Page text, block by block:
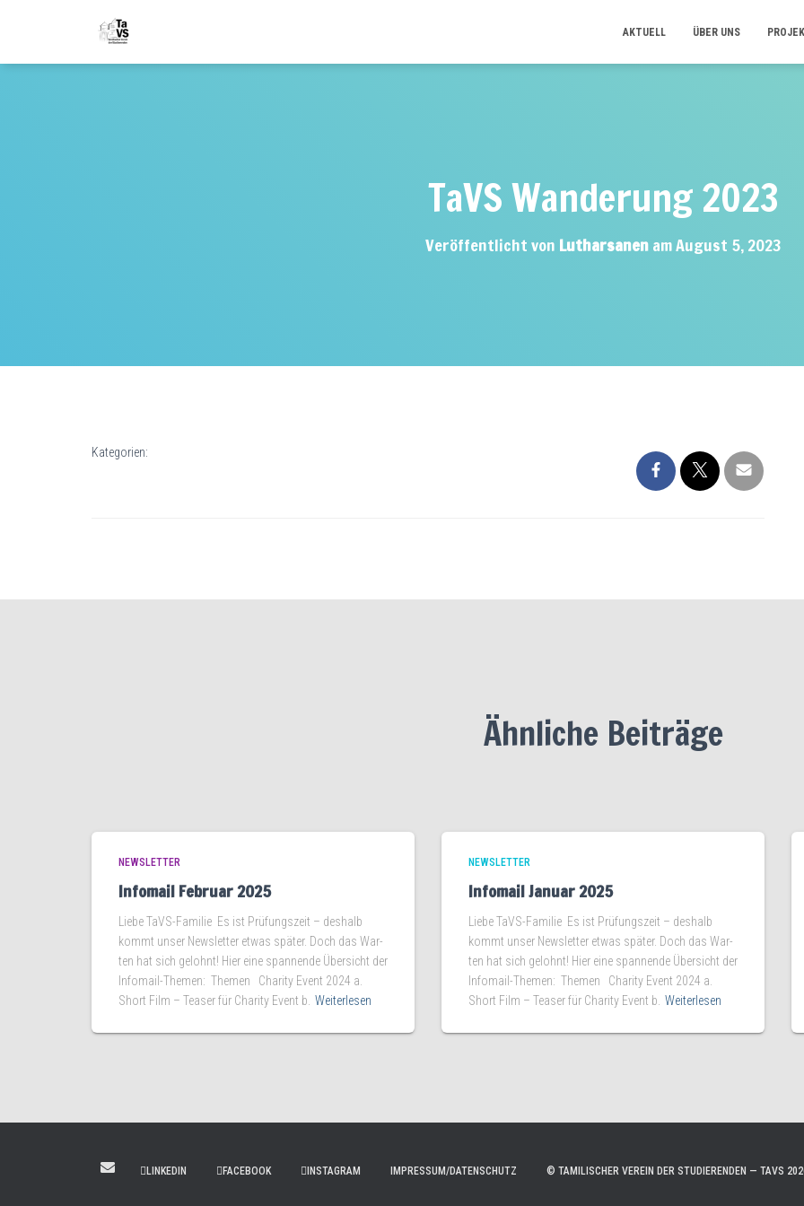
AKTUELL ÜBER UNS
TaVS Wanderung 2023
Veröffentlicht von LutharsanenamAugust 5, 2023
Kategorien:
Ähnliche Beiträge
NEWSLETTER
Infomail Februar 2025
Lie­be TaVS-Familie Es ist Prü­fungs­zeit – des­halb
kommt unser News­let­ter etwas spä­ter. Doch das War­
ten hat sich gelohnt! Hier eine span­nen­de Über­sicht der
Infomail-Themen: The­men Cha­ri­ty Event 2024 a.
Short Film – Teaser für Cha­ri­ty Event b. Weiterlesen
NEWSLETTER
Infomail Januar 2025
Lie­be TaVS-Familie Es ist Prü­fungs­zeit – des­halb
kommt unser News­let­ter etwas spä­ter. Doch das War­
ten hat sich gelohnt! Hier eine span­nen­de Über­sicht der
Infomail-Themen: The­men Cha­ri­ty Event 2024 a.
Short Film – Teaser für Cha­ri­ty Event b. Weiterlesen
LINKEDIN FACEBOOK INSTAGRAM IMPRESSUM/DATENSCHUTZ © TAMILISCHER VEREIN DER STUDIERENDEN — TAVS